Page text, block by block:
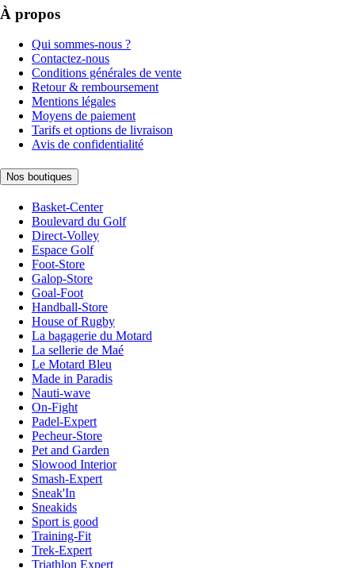
À propos
Qui sommes-nous ?
Contactez-nous
Conditions générales de vente
Retour & remboursement
Mentions légales
Moyens de paiement
Tarifs et options de livraison
Avis de confidentialité
Nos boutiques
Basket-Center
Boulevard du Golf
Direct-Volley
Espace Golf
Foot-Store
Galop-Store
Goal-Foot
Handball-Store
House of Rugby
La bagagerie du Motard
La sellerie de Maé
Le Motard Bleu
Made in Paradis
Nauti-wave
On-Fight
Padel-Expert
Pecheur-Store
Pet and Garden
Slowood Interior
Smash-Expert
Sneak'In
Sneakids
Sport is good
Training-Fit
Trek-Expert
Triathlon Expert